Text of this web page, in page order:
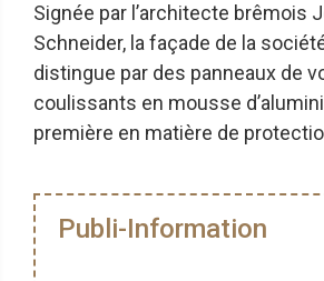
Signée par l’architecte brêmois
Schneider, la façade de la
distingue par des panneaux de
coulissants en mousse
première en matière de
Publi-Information